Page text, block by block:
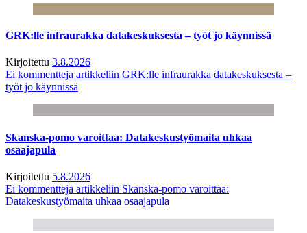
GRK:lle infraurakka datakeskuksesta – työt jo käynnissä
Kirjoitettu 3.8.2026
Ei kommentteja artikkeliin GRK:lle infraurakka datakeskuksesta –
työt jo käynnissä
Skanska-pomo varoittaa: Datakeskustyömaita uhkaa
osaajapula
Kirjoitettu 5.8.2026
Ei kommentteja artikkeliin Skanska-pomo varoittaa:
Datakeskustyömaita uhkaa osaajapula